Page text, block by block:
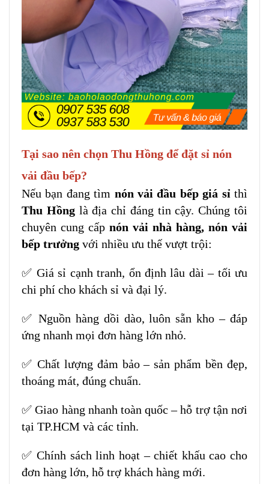
Tại sao nên chọn Thu Hồng để đặt sỉ nón
vải đầu bếp?
Nếu bạn đang tìm nón vải đầu bếp giá sỉ thì
Thu Hồnglà địa chỉ đáng tin cậy. Chúng tôi
chuyên cung cấp nón vải nhà hàng, nón vải
bếp trưởng với nhiều ưu thế vượt trội:
✅ Giá sỉ cạnh tranh, ổn định lâu dài – tối ưu
chi phí cho khách sỉ và đại lý.
✅ Nguồn hàng dồi dào, luôn sẵn kho – đáp
ứng nhanh mọi đơn hàng lớn nhỏ.
✅ Chất lượng đảm bảo – sản phẩm bền đẹp,
thoáng mát, đúng chuẩn.
✅ Giao hàng nhanh toàn quốc – hỗ trợ tận nơi
tại TP.HCM và các tỉnh.
✅ Chính sách linh hoạt – chiết khấu cao cho
đơn hàng lớn, hỗ trợ khách hàng mới.